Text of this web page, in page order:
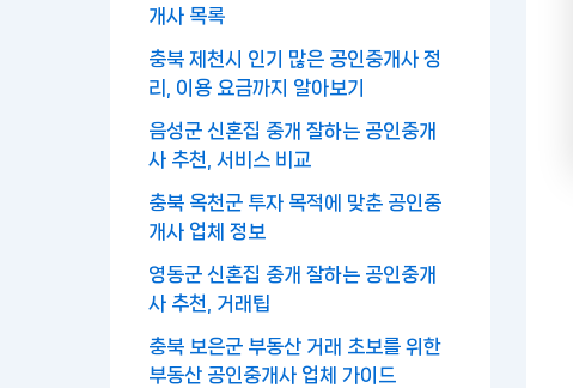
개사 목록
충북 제천시 인기 많은 공인중개사 정
리, 이용 요금까지 알아보기
음성군 신혼집 중개 잘하는 공인중개
사 추천, 서비스 비교
충북 옥천군 투자 목적에 맞춘 공인중
개사 업체 정보
영동군 신혼집 중개 잘하는 공인중개
사 추천, 거래팁
충북 보은군 부동산 거래 초보를 위한
부동산 공인중개사 업체 가이드